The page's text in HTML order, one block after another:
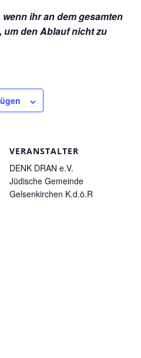
ihr an dem gesamten
den Ablauf nicht zu
VERANSTALTER
DENK DRAN e.V.
Jüdische Gemeinde
Gelsenkirchen K.d.ö.R